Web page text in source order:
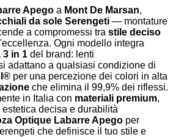
Apego a Mont De Marsan,
da sole Serengeti — montature
a compromessi tra stile deciso
Ogni modello integra
in 1 del brand: lenti
adattano a qualsiasi condizione di
per una percezione dei colori in alta
che elimina il 99,9% dei riflessi.
in Italia con materiali premium,
decisa e durabilità
Optique Labarre Apego per
che definisce il tuo stile e